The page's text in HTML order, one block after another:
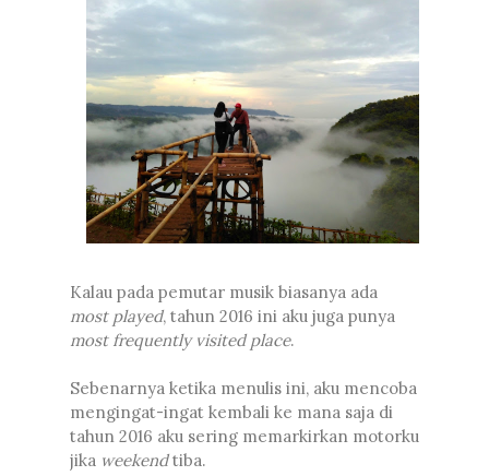
Kalau pada pemutar musik biasanya ada
most played, tahun 2016 ini aku juga punya
most frequently visited place.
Sebenarnya ketika menulis ini, aku mencoba
mengingat-ingat kembali ke mana saja di
tahun 2016 aku sering memarkirkan motorku
jika weekendtiba.